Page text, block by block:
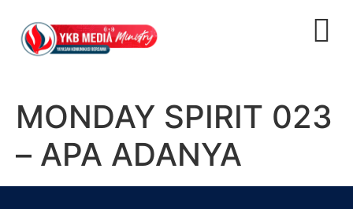
MONDAY SPIRIT 023
– APA ADANYA